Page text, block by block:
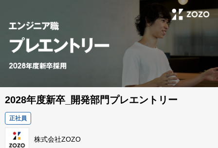
2028年度新卒_開発部門プレエントリー
正社員
株式会社ZOZO